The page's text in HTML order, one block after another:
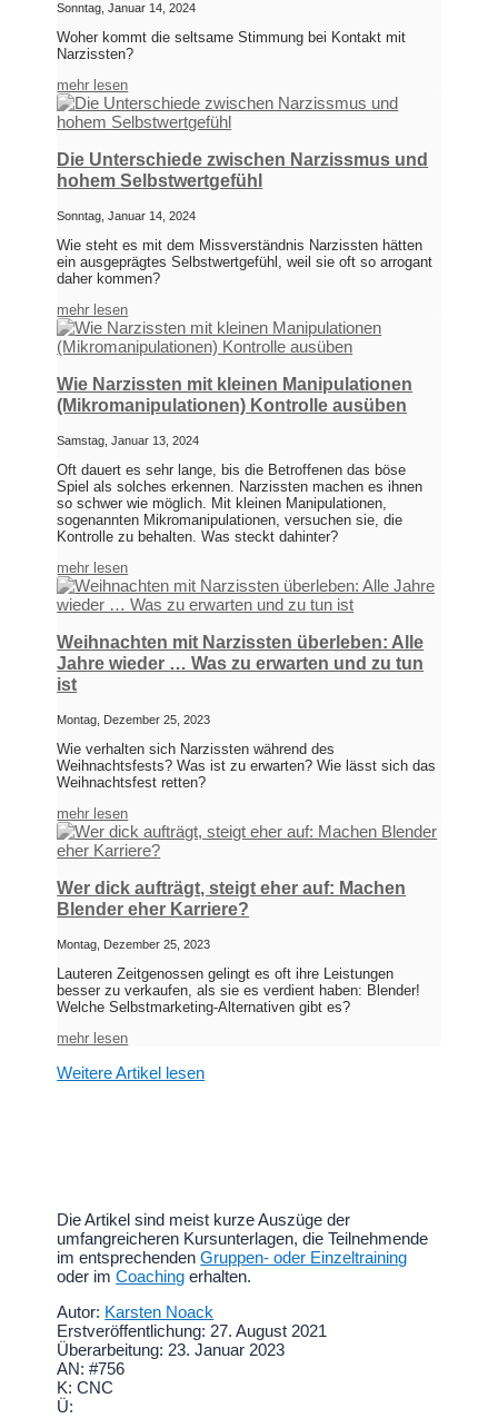
Sonntag, Januar 14, 2024
Woher kommt die seltsame Stimmung bei Kontakt mit
Narzissten?
mehr lesen
Die Unterschiede zwischen Narzissmus und
hohem Selbstwertgefühl
Sonntag, Januar 14, 2024
Wie steht es mit dem Missverständnis Narzissten hätten
ein ausgeprägtes Selbstwertgefühl, weil sie oft so arrogant
daher kommen?
mehr lesen
Wie Narzissten mit kleinen Manipulationen
(Mikromanipulationen) Kontrolle ausüben
Samstag, Januar 13, 2024
Oft dauert es sehr lange, bis die Betroffenen das böse
Spiel als solches erkennen. Narzissten machen es ihnen
so schwer wie möglich. Mit kleinen Manipulationen,
sogenannten Mikromanipulationen, versuchen sie, die
Kontrolle zu behalten. Was steckt dahinter?
mehr lesen
Weihnachten mit Narzissten überleben: Alle
Jahre wieder … Was zu erwarten und zu tun
ist
Montag, Dezember 25, 2023
Wie verhalten sich Narzissten während des
Weihnachtsfests? Was ist zu erwarten? Wie lässt sich das
Weihnachtsfest retten?
mehr lesen
Wer dick aufträgt, steigt eher auf: Machen
Blender eher Karriere?
Montag, Dezember 25, 2023
Lauteren Zeitgenossen gelingt es oft ihre Leistungen
besser zu verkaufen, als sie es verdient haben: Blender!
Welche Selbstmarketing-Alternativen gibt es?
mehr lesen
Weitere Artikel lesen
Die Artikel sind meist kurze Auszüge der
umfangreicheren Kursunterlagen, die Teilnehmende
im entsprechendenGruppen- oder Einzeltraining
oder imCoaching erhalten.
Autor: Karsten Noack
Erstveröffentlichung: 27. August 2021
Überarbeitung: 23. Januar 2023
AN: #756
K: CNC
Ü: